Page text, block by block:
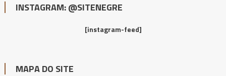
INSTAGRAM: @SITENEGRE
[instagram-feed]
MAPA DO SITE